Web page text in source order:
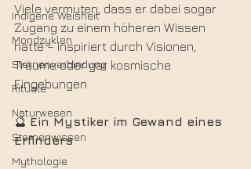
Indigene Weisheit
Mondzyklen
Sternenverbindung
Rituale
Naturwesen
Sternenwissen
Mythologie
Viele vermuten, dass er dabei sogar
Zugang zu einem höheren Wissen
hatte – inspiriert durch Visionen,
Träume oder gar kosmische
Eingebungen.
🔮 Ein Mystiker im Gewand eines
Erfinders